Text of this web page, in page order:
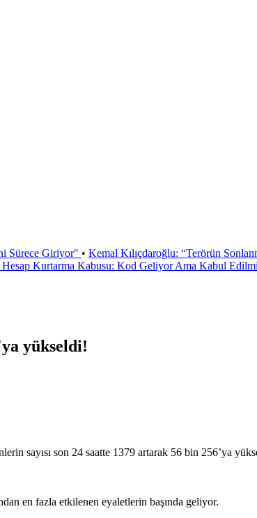
Sürece Giriyor" • Kemal Kılıçdaroğlu: “Terörün
Hesap Kurtarma Kabusu: Kod Geliyor Ama Kabul
yükseldi!
sayısı son 24 saatte 1379 artarak 56 bin 256’ya
en fazla etkilenen eyaletlerin başında geliyor.